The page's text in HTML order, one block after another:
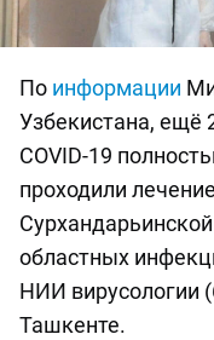
По информации
Узбекистана, ещё
COVID-19
проходили
областных
НИИ вирусологии
Ташкенте.